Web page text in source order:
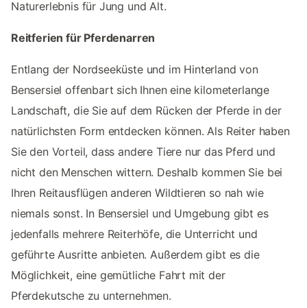
Naturerlebnis für Jung und Alt.
Reitferien für Pferdenarren
Entlang der Nordseeküste und im Hinterland von
Bensersiel offenbart sich Ihnen eine kilometerlange
Landschaft, die Sie auf dem Rücken der Pferde in der
natürlichsten Form entdecken können. Als Reiter haben
Sie den Vorteil, dass andere Tiere nur das Pferd und
nicht den Menschen wittern. Deshalb kommen Sie bei
Ihren Reitausflügen anderen Wildtieren so nah wie
niemals sonst. In Bensersiel und Umgebung gibt es
jedenfalls mehrere Reiterhöfe, die Unterricht und
geführte Ausritte anbieten. Außerdem gibt es die
Möglichkeit, eine gemütliche Fahrt mit der
Pferdekutsche zu unternehmen.